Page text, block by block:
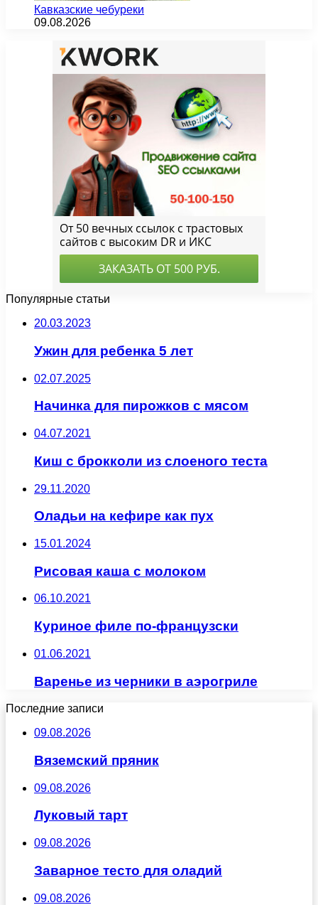
Кавказские чебуреки
09.08.2026
Популярные статьи
20.03.2023
Ужин для ребенка 5 лет
02.07.2025
Начинка для пирожков с мясом
04.07.2021
Киш с брокколи из слоеного теста
29.11.2020
Оладьи на кефире как пух
15.01.2024
Рисовая каша с молоком
06.10.2021
Куриное филе по-французски
01.06.2021
Варенье из черники в аэрогриле
Последние записи
09.08.2026
Вяземский пряник
09.08.2026
Луковый тарт
09.08.2026
Заварное тесто для оладий
09.08.2026